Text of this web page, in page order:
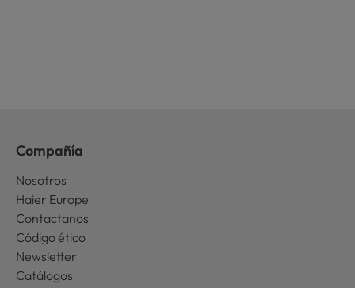
Compañía
Nosotros
Haier Europe
Contactanos
Código ético
Newsletter
Catálogos